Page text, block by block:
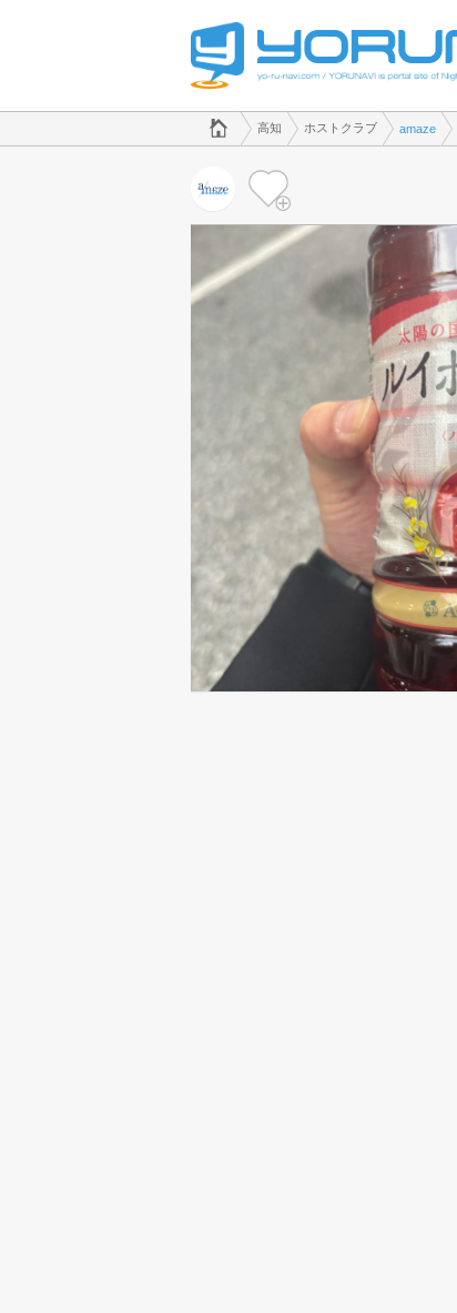
でホストクラブのことなら、ホストクラブ amaze([kana])
高知県版
高知 ホストクラブ amaze